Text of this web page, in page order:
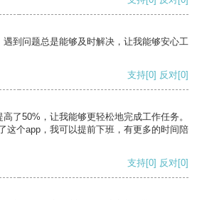
到问题总是能够及时解决，让我能够安心工
支持[0] 反对[0]
了50%，让我能够更轻松地完成工作任务。
这个app，我可以提前下班，有更多的时间陪
支持[0] 反对[0]